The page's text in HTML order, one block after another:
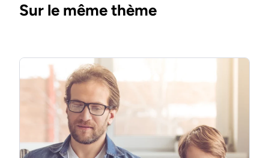
Sur le même thème